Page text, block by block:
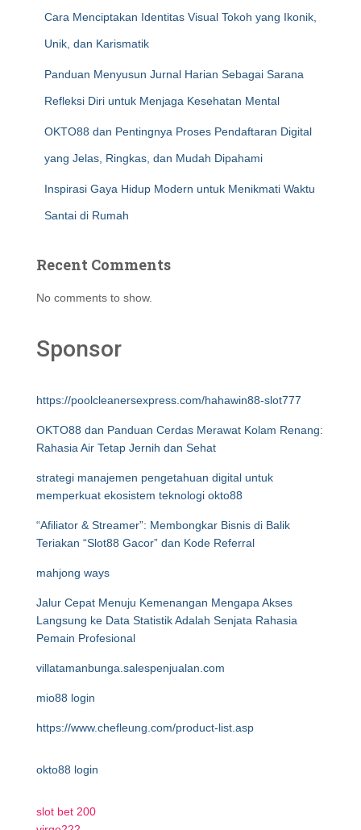
Cara Menciptakan Identitas Visual Tokoh yang Ikonik,
Unik, dan Karismatik
Panduan Menyusun Jurnal Harian Sebagai Sarana
Refleksi Diri untuk Menjaga Kesehatan Mental
OKTO88 dan Pentingnya Proses Pendaftaran Digital
yang Jelas, Ringkas, dan Mudah Dipahami
Inspirasi Gaya Hidup Modern untuk Menikmati Waktu
Santai di Rumah
Recent Comments
No comments to show.
Sponsor
https://poolcleanersexpress.com/hahawin88-slot777
OKTO88 dan Panduan Cerdas Merawat Kolam Renang:
Rahasia Air Tetap Jernih dan Sehat
strategi manajemen pengetahuan digital untuk
memperkuat ekosistem teknologi okto88
“Afiliator & Streamer”: Membongkar Bisnis di Balik
Teriakan “Slot88 Gacor” dan Kode Referral
mahjong ways
Jalur Cepat Menuju Kemenangan Mengapa Akses
Langsung ke Data Statistik Adalah Senjata Rahasia
Pemain Profesional
villatamanbunga.salespenjualan.com
mio88 login
https://www.chefleung.com/product-list.asp
okto88 login
slot bet 200